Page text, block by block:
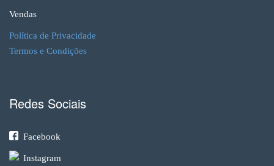
Vendas
Política de Privacidade
Termos e Condições
Redes Sociais
Facebook
Instagram